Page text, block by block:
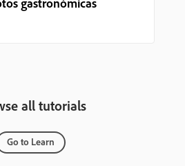
all tutorials
Go to Learn